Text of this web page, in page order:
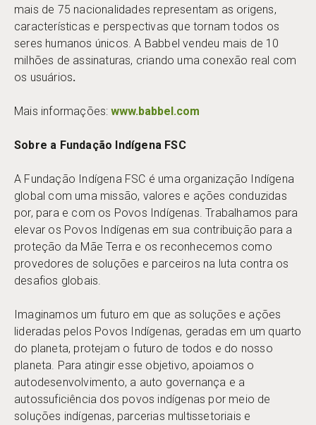
mais de 75 nacionalidades representam as origens,
características e perspectivas que tornam todos os
seres humanos únicos. A Babbel vendeu mais de 10
milhões de assinaturas, criando uma conexão real com
os usuários.
Mais informações: www.babbel.com
Sobre a Fundação Indígena FSC
A Fundação Indígena FSC é uma organização Indígena
global com uma missão, valores e ações conduzidas
por, para e com os Povos Indígenas. Trabalhamos para
elevar os Povos Indígenas em sua contribuição para a
proteção da Mãe Terra e os reconhecemos como
provedores de soluções e parceiros na luta contra os
desafios globais.
Imaginamos um futuro em que as soluções e ações
lideradas pelos Povos Indígenas, geradas em um quarto
do planeta, protejam o futuro de todos e do nosso
planeta. Para atingir esse objetivo, apoiamos o
autodesenvolvimento, a auto governança e a
autossuficiência dos povos indígenas por meio de
soluções indígenas, parcerias multissetoriais e